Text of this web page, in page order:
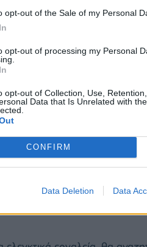
opt-out of the Sale of my Personal
opt-out of processing my Personal
opt-out of Collection, Use,
Data that Is Unrelated with
CONFIRM
Data Deletion Data